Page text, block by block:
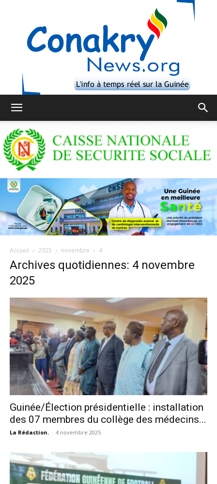
Accueil 2025 novembre 4
Archives quotidiennes: 4 novembre
2025
Guinée/Élection présidentielle : installation
des 07 membres du collège des médecins...
La Rédaction. - 4 novembre 2025